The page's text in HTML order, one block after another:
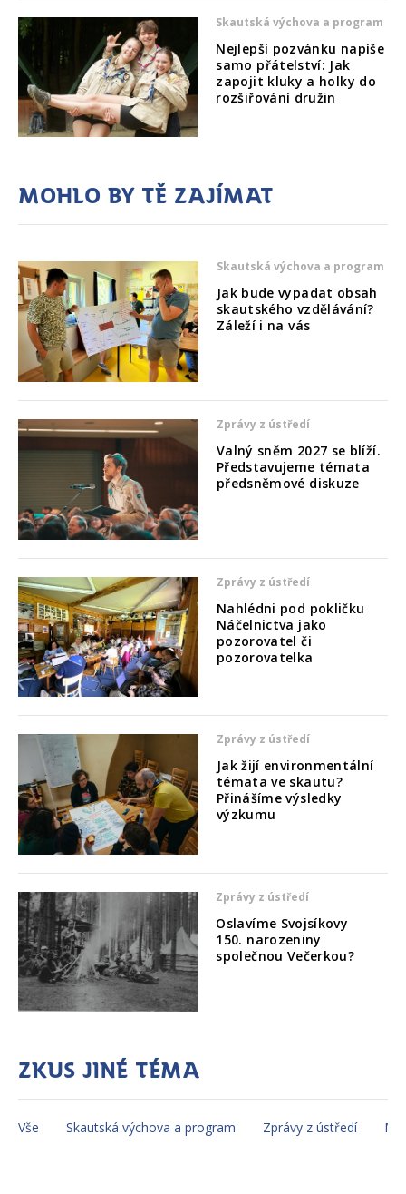
Skautská výchova a program
Nejlepší pozvánku napíše
samo přátelství: Jak
zapojit kluky a holky do
rozšiřování družin
Mohlo by tě zajímat
Skautská výchova a program
Jak bude vypadat obsah
skautského vzdělávání?
Záleží i na vás
Zprávy z ústředí
Valný sněm 2027 se blíží.
Představujeme témata
předsněmové diskuze
Zprávy z ústředí
Nahlédni pod pokličku
Náčelnictva jako
pozorovatel či
pozorovatelka
Zprávy z ústředí
Jak žijí environmentální
témata ve skautu?
Přinášíme výsledky
výzkumu
Zprávy z ústředí
Oslavíme Svojsíkovy
150. narozeniny
společnou Večerkou?
Zkus jiné téma
Vše Skautská výchova a program Zprávy z ústředí